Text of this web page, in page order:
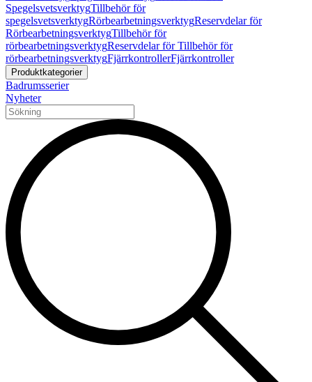
SpegelsvetsverktygTillbehör för
spegelsvetsverktygRörbearbetningsverktygReservdelar för
RörbearbetningsverktygTillbehör för
rörbearbetningsverktygReservdelar för Tillbehör för
rörbearbetningsverktygFjärrkontrollerFjärrkontroller
Produktkategorier
Badrumsserier
Nyheter